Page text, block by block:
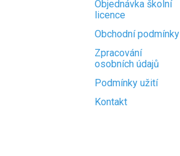
Objednávka školní
licence
Obchodní podmínky
Zpracování
osobních údajů
Podmínky užití
Kontakt